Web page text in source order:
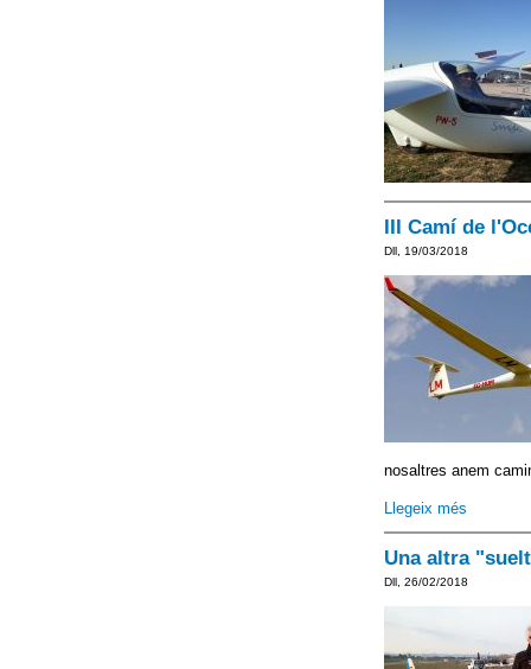
III Camí de
Dll, 19/03/2018
nosaltres anem
Llegeix més
Una altra
Dll, 26/02/2018